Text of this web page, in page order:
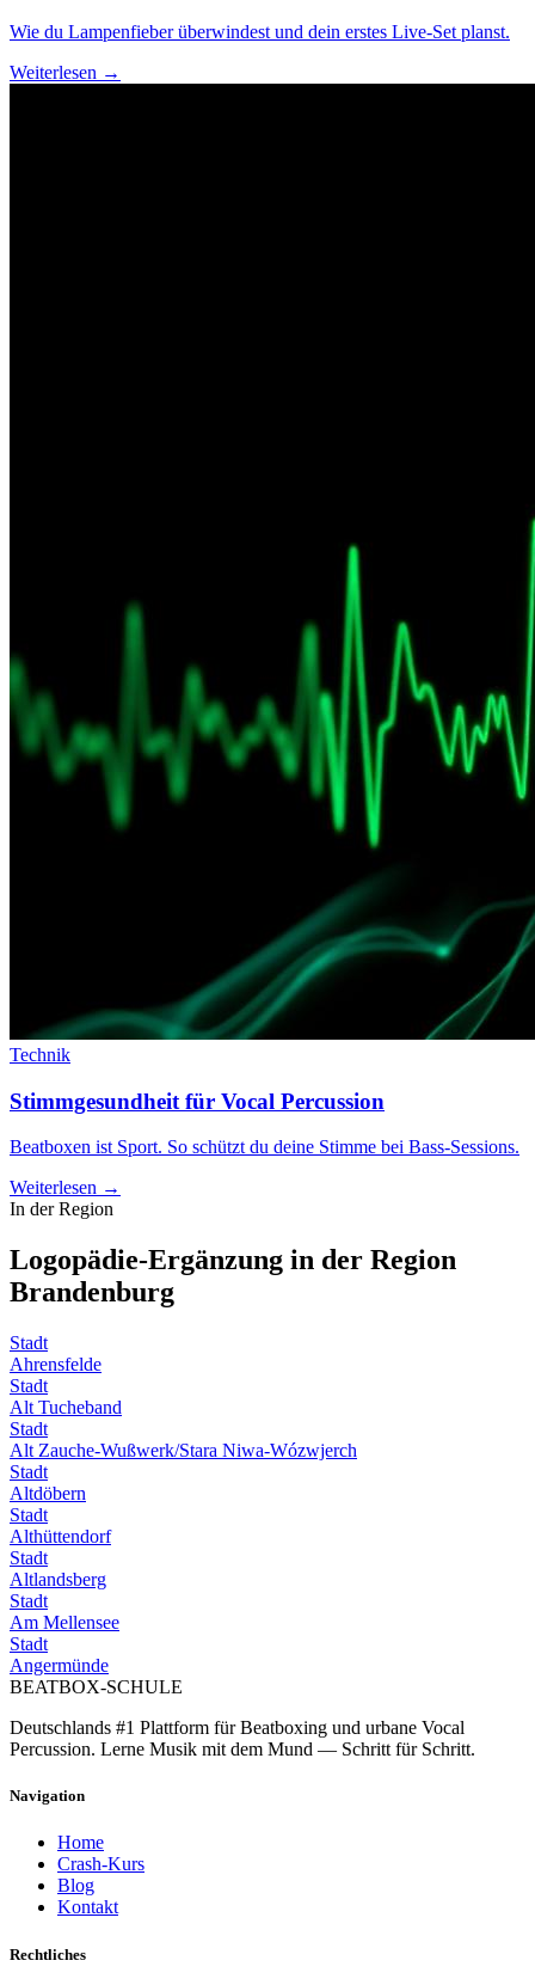
Wie du Lampenfieber überwindest und dein erstes Live-Set planst.
Weiterlesen →
Technik
Stimmgesundheit für Vocal Percussion
Beatboxen ist Sport. So schützt du deine Stimme bei Bass-Sessions.
Weiterlesen →
In der Region
Logopädie-Ergänzung in der Region
Brandenburg
Stadt
Ahrensfelde
Stadt
Alt Tucheband
Stadt
Alt Zauche-Wußwerk/Stara Niwa-Wózwjerch
Stadt
Altdöbern
Stadt
Althüttendorf
Stadt
Altlandsberg
Stadt
Am Mellensee
Stadt
Angermünde
BEATBOX-SCHULE
Deutschlands #1 Plattform für Beatboxing und urbane Vocal
Percussion. Lerne Musik mit dem Mund — Schritt für Schritt.
Navigation
Home
Crash-Kurs
Blog
Kontakt
Rechtliches